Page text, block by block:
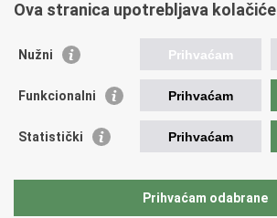
Adresar tijela javne vlasti
Popis dužnosnika u RH
Važne poveznice
Agencija za lijekove i medicinske proizvode
Hrvatski zavod za javno zdravstvo
Hrvatski zavod za hitnu medicinu
Ova stranica upotrebljava kolačiće
Nužni Prihvaćam
Funkcionalni Prihvaćam
Statistički Prihvaćam
Prihvaćam odabrane